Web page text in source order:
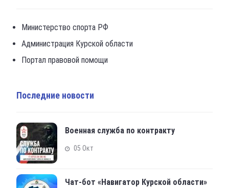
Министерство спорта РФ
Администрация Курской области
Портал правовой помощи
Последние новости
Военная служба по контракту
05 Окт
Чат-бот «Навигатор Курской области»